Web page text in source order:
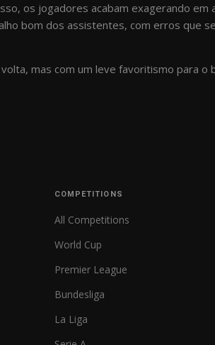
os jogadores acabam exagerando em
bom dos assistentes, com erros que
mas com um leve favoritismo para o
COMPETITIONS
All Competitions
World Cup
Premier League
Bundesliga
La Liga